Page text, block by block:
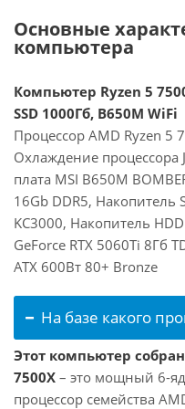
Основные
компьютера
Компьютер Ryzen 5
SSD 1000Гб, B650M WiFi
Процессор AMD Ryzen 5
Охлаждение процессора
плата MSI B650M
16Gb DDR5, Накопитель
KC3000, Накопитель
GeForce RTX 5060Ti 8Гб
ATX 600Вт 80+ Bronze
На базе какого
Этот компьютер
7500X – это мощный 6-
процессор семейства